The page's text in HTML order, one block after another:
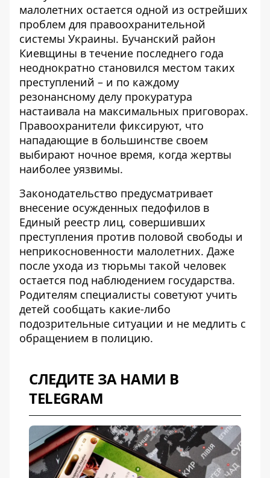
малолетних остается одной из острейших
проблем для правоохранительной
системы Украины. Бучанский район
Киевщины в течение последнего года
неоднократно становился местом таких
преступлений – и по каждому
резонансному делу прокуратура
настаивала на максимальных приговорах.
Правоохранители фиксируют, что
нападающие в большинстве своем
выбирают ночное время, когда жертвы
наиболее уязвимы.
Законодательство предусматривает
внесение осужденных педофилов в
Единый реестр лиц, совершивших
преступления против половой свободы и
неприкосновенности малолетних. Даже
после ухода из тюрьмы такой человек
остается под наблюдением государства.
Родителям специалисты советуют учить
детей сообщать какие-либо
подозрительные ситуации и не медлить с
обращением в полицию.
СЛЕДИТЕ ЗА НАМИ В
TELEGRAM